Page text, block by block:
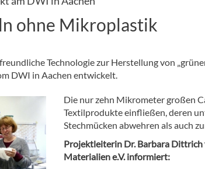
ohne Mikroplastik
Technologie zur Herstellung von
DWI in Aachen entwickelt.
Die nur zehn Mikrometer großen
Textilprodukte einfließen, deren
Stechmücken abwehren als auch
Projektleiterin Dr. Barbara
Materialien e.V. informiert: